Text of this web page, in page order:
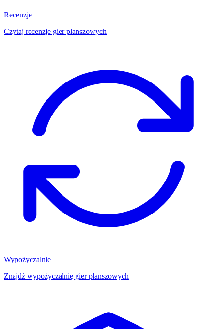
Recenzje
Czytaj recenzje gier planszowych
Wypożyczalnie
Znajdź wypożyczalnię gier planszowych